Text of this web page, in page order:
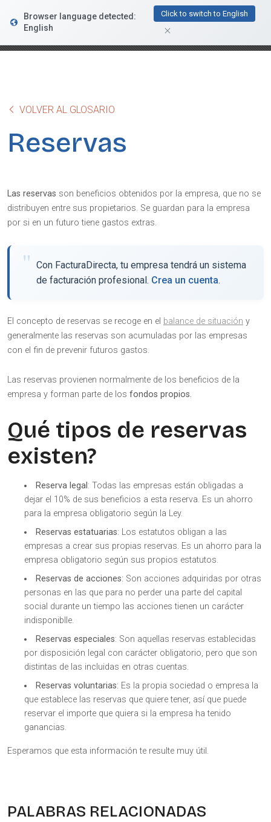
FacturaDirecta
Browser language detected:
English
Click to switch to English
VOLVER AL GLOSARIO
Reservas
Las reservas son beneficios obtenidos por la empresa, que no se
distribuyen entre sus propietarios. Se guardan para la empresa
por si en un futuro tiene gastos extras.
Con FacturaDirecta, tu empresa tendrá un sistema
de facturación profesional. Crea un cuenta.
El concepto de reservas se recoge en el balance de situación y
generalmente las reservas son acumuladas por las empresas
con el fin de prevenir futuros gastos.
Las reservas provienen normalmente de los beneficios de la
empresa y forman parte de los fondos propios.
Qué tipos de reservas
existen?
Reserva legal : Todas las empresas están obligadas a
dejar el 10% de sus beneficios a esta reserva. Es un ahorro
para la empresa obligatorio según la Ley.
Reservas estatuarias: Los estatutos obligan a las
empresas a crear sus propias reservas. Es un ahorro para la
empresa obligatorio según sus propios estatutos.
Reservas de acciones: Son acciones adquiridas por otras
personas en las que para no perder una parte del capital
social durante un tiempo las acciones tienen un carácter
indisponiblle.
Reservas especiales: Son aquellas reservas establecidas
por disposición legal con carácter obligatorio, pero que son
distintas de las incluidas en otras cuentas.
Reservas voluntarias: Es la propia sociedad o empresa la
que establece las reservas que quiere tener, así que puede
reservar el importe que quiera si la empresa ha tenido
ganancias.
Esperamos que esta información te resulte muy útil.
PALABRAS RELACIONADAS